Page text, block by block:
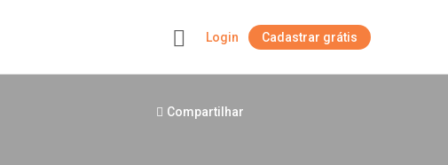
Login Cadastrar grátis
Compartilhar